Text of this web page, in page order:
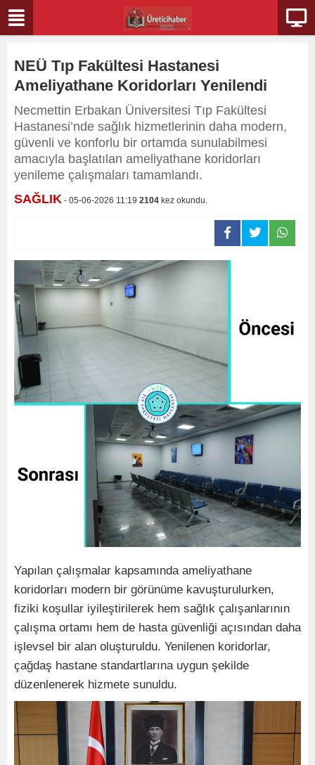
NEÜ Tıp Fakültesi Hastanesi
Ameliyathane Koridorları Yenilendi
Necmettin Erbakan Üniversitesi Tıp Fakültesi
Hastanesi’nde sağlık hizmetlerinin daha modern,
güvenli ve konforlu bir ortamda sunulabilmesi
amacıyla başlatılan ameliyathane koridorları
yenileme çalışmaları tamamlandı.
SAĞLIK - 05-06-2026 11:19 2104 kez okundu.
Yapılan çalışmalar kapsamında ameliyathane
koridorları modern bir görünüme kavuşturulurken,
fiziki koşullar iyileştirilerek hem sağlık çalışanlarının
çalışma ortamı hem de hasta güvenliği açısından daha
işlevsel bir alan oluşturuldu. Yenilenen koridorlar,
çağdaş hastane standartlarına uygun şekilde
düzenlenerek hizmete sunuldu.